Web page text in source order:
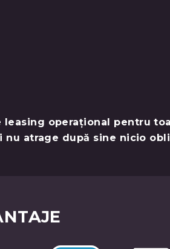
operațional pentru
atrage după sine nicio